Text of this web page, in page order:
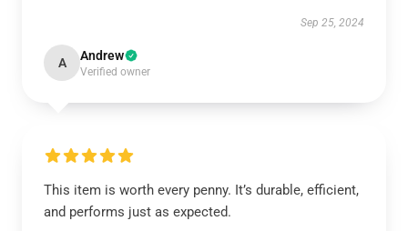
Sep 25, 2024
A Andrew
Verified owner
This item is worth every penny. It’s durable, efficient,
and performs just as expected.